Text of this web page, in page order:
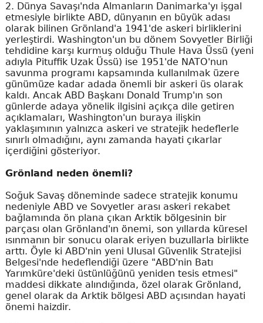
2. Dünya Savaşı'nda Almanların Danimarka'yı işgal
etmesiyle birlikte ABD, dünyanın en büyük adası
olarak bilinen Grönland'a 1941'de askeri birliklerini
yerleştirdi. Washington'un bu dönem Sovyetler Birliği
tehdidine karşı kurmuş olduğu Thule Hava Üssü (yeni
adıyla Pituffik Uzak Üssü) ise 1951'de NATO'nun
savunma programı kapsamında kullanılmak üzere
günümüze kadar adada önemli bir askeri üs olarak
kaldı. Ancak ABD Başkanı Donald Trump'ın son
günlerde adaya yönelik ilgisini açıkça dile getiren
açıklamaları, Washington'un buraya ilişkin
yaklaşımının yalnızca askeri ve stratejik hedeflerle
sınırlı olmadığını, aynı zamanda hayati çıkarlar
içerdiğini gösteriyor.
Grönland neden önemli?
Soğuk Savaş döneminde sadece stratejik konumu
nedeniyle ABD ve Sovyetler arası askeri rekabet
bağlamında ön plana çıkan Arktik bölgesinin bir
parçası olan Grönland'ın önemi, son yıllarda küresel
ısınmanın bir sonucu olarak eriyen buzullarla birlikte
arttı. Öyle ki ABD'nin yeni Ulusal Güvenlik Stratejisi
Belgesi'nde hedeflendiği üzere "ABD'nin Batı
Yarımküre'deki üstünlüğünü yeniden tesis etmesi"
maddesi dikkate alındığında, özel olarak Grönland,
genel olarak da Arktik bölgesi ABD açısından hayati
önemi haizdir.